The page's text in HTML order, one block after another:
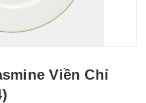
Viền Chỉ